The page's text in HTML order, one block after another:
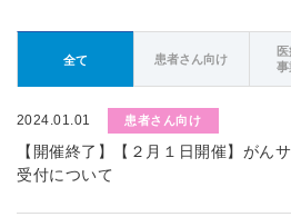
全て 患者さん向け
事
2024.01.01 患者さん向け
【開催終了】【２月１日開催】がん
受付について